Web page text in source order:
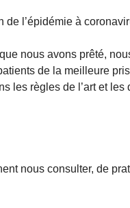
l’épidémie à
nous avons prêté,
de la meilleure
les règles de l’art et
nous consulter, de